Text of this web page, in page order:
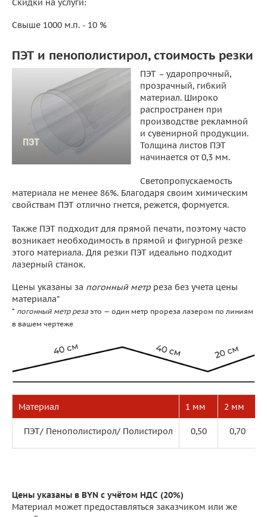
Скидки на услуги:
Свыше 1000 м.п. - 10 %
ПЭТ и пенополистирол, стоимость резки
ПЭТ – ударопрочный,
прозрачный, гибкий
материал. Широко
распространен при
производстве рекламной
и сувенирной продукции.
Толщина листов ПЭТ
начинается от 0,3 мм.
Светопропускаемость
материала не менее 86%. Благодаря своим химическим
свойствам ПЭТ отлично гнется, режется, формуется.
Также ПЭТ подходит для прямой печати, поэтому часто
возникает необходимость в прямой и фигурной резке
этого материала. Для резки ПЭТ идеально подходит
лазерный станок.
Цены указаны за погонный метрреза без учета цены
материала*
* погонный метр реза это — один метр прореза лазером по линиям
в вашем чертеже
Материал 1 мм 2 мм
ПЭТ/ Пенополистирол/ Полистирол 0,50 0,70
Цены указаны в BYN с учётом НДС (20%)
Материал может предоставляться заказчиком или же